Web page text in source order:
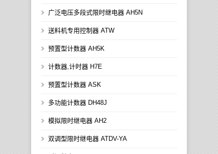
广泛电压多段式限时继电器 AH5N
送料机专用控制器 ATW
预置型计数器 AH5K
计数器,计时器 H7E
预置型计数器 ASK
多功能计数器 DH48J
模拟限时继电器 AH2
双调型限时继电器 ATDV-YA